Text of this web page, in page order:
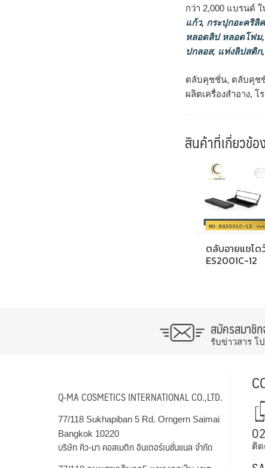
กว่า 2,000 แบรนด์
แก้ว, กระปุกอะคริลิ
หลอดลิป หลอดโฟม,
ปกลอส, แท่งลิปสติก,
ตลับคุชชั่น, ตลับคุชชั่
ผลิตเครื่องสำอาง, โ
สินค้าที่เกี่ยวข้อ
ตลับอายแชโด
ES2001C-12
สมัครสมาชิ
รับข่าวสาร โ
Q-MA COSMETICS INTERNATIONAL CO.,LTD.
77/118 Sukhapiban 5 Rd. Orngern Saimai
Bangkok 10220
บริษัท คิว-มา คอสเมติก อินเตอร์เนชั่นแนล จำกัด ติ